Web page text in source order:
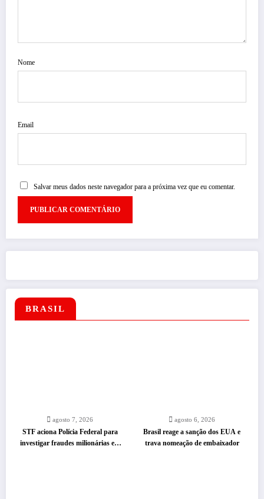
BRASIL
agosto 7, 2026
STF aciona Polícia Federal para
investigar fraudes milionárias em
agosto 6, 2026
Brasil reage a sanção dos EUA e
trava nomeação de embaixador
Nome
Email
Salvar meus dados neste navegador para a próxima vez que eu comentar.